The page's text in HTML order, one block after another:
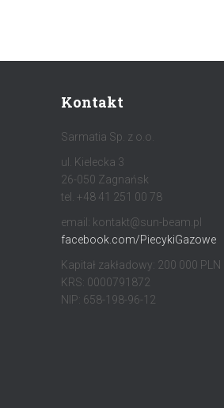
Kontakt
Sarmatia Sp. z o.o.
ul. Kielecka 3
26-050 Zagnańsk
tel. +48 41 251 00 78
email: kontakt@sun-beam.pl
facebook.com/PiecykiGazowe
Kapitał zakładowy: 200 000 PLN
KRS: 0000791872
NIP: 658-198-96-12